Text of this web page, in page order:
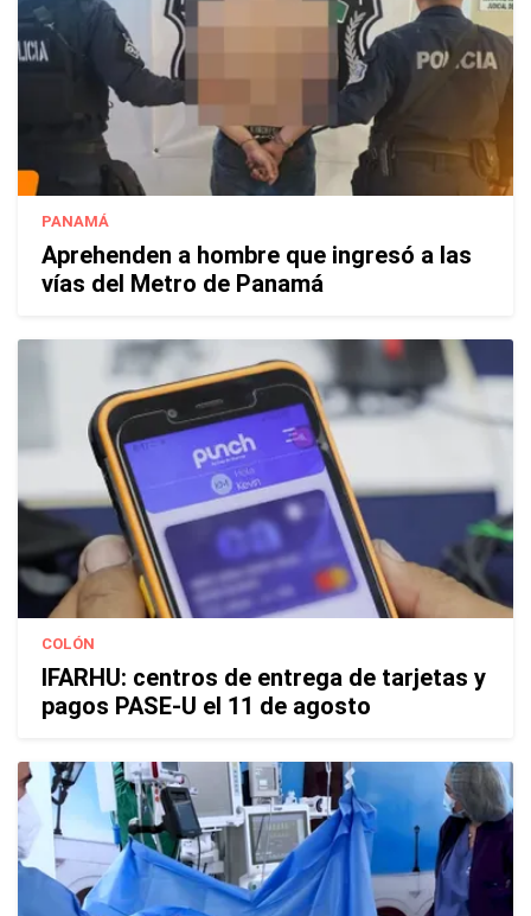
PANAMÁ
Aprehenden a hombre que ingresó a las
vías del Metro de Panamá
COLÓN
IFARHU: centros de entrega de tarjetas y
pagos PASE-U el 11 de agosto